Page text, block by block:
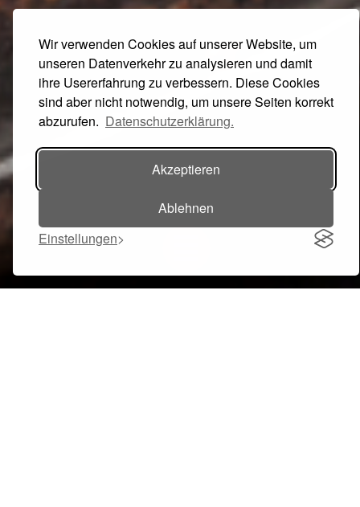
Wir verwenden Cookies auf unserer Website, um
unseren Datenverkehr zu analysieren und damit
ihre Usererfahrung zu verbessern. Diese Cookies
sind aber nicht notwendig, um unsere Seiten korrekt
abzurufen. Datenschutzerklärung.
Akzeptieren
Ablehnen
Einstellungen